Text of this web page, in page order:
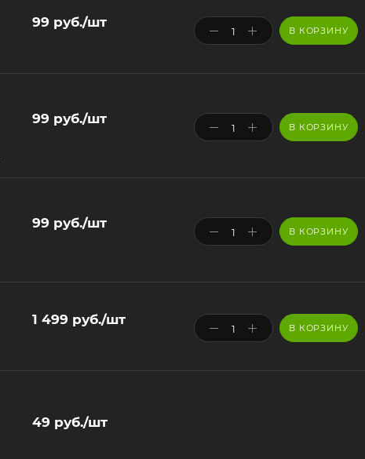
99 руб./шт
В КОРЗИНУ
99 руб./шт
В КОРЗИНУ
99 руб./шт
В КОРЗИНУ
1 499 руб./шт
В КОРЗИНУ
49 руб./шт